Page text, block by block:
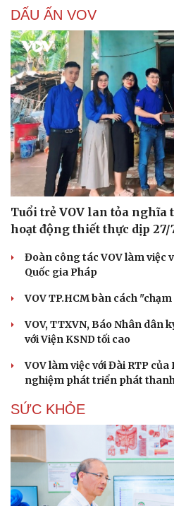
check-in
DẤU ẤN VOV
Tuổi trẻ VOV lan tỏa
hoạt động thiết thực dịp 27/
Đoàn công tác VOV làm việc
Quốc gia Pháp
VOV TP.HCM bàn cách
VOV, TTXVN, Báo Nhân dân
với Viện KSND tối cao
VOV làm việc với Đài RTP
nghiệm phát triển phát
SỨC KHỎE